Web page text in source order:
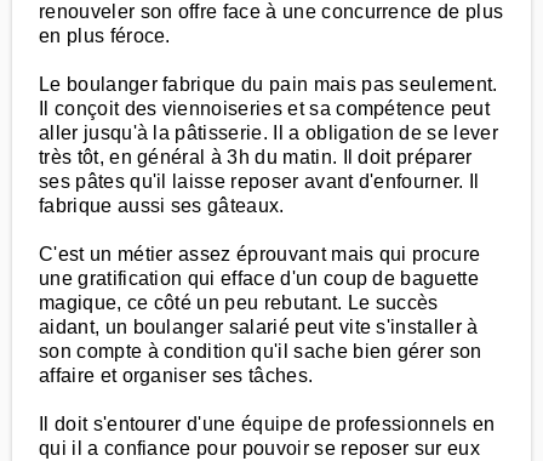
renouveler son offre face à une concurrence de plus
en plus féroce.
Le boulanger fabrique du pain mais pas seulement.
Il conçoit des viennoiseries et sa compétence peut
aller jusqu'à la pâtisserie. Il a obligation de se lever
très tôt, en général à 3h du matin. Il doit préparer
ses pâtes qu'il laisse reposer avant d'enfourner. Il
fabrique aussi ses gâteaux.
C'est un métier assez éprouvant mais qui procure
une gratification qui efface d'un coup de baguette
magique, ce côté un peu rebutant. Le succès
aidant, un boulanger salarié peut vite s'installer à
son compte à condition qu'il sache bien gérer son
affaire et organiser ses tâches.
Il doit s'entourer d'une équipe de professionnels en
qui il a confiance pour pouvoir se reposer sur eux